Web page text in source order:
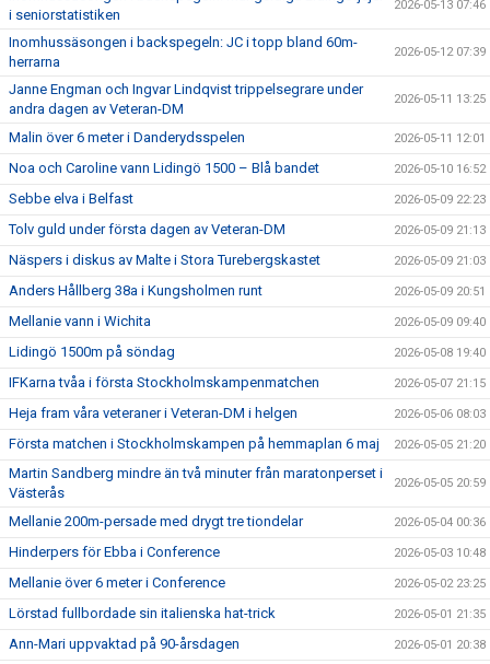
i seniorstatistiken
2026-05-13 07:46
Inomhussäsongen i backspegeln: JC i topp bland 60m-
herrarna
2026-05-12 07:39
Janne Engman och Ingvar Lindqvist trippelsegrare under
andra dagen av Veteran-DM
2026-05-11 13:25
Malin över 6 meter i Danderydsspelen 2026-05-11 12:01
Noa och Caroline vann Lidingö 1500 – Blå bandet 2026-05-10 16:52
Sebbe elva i Belfast 2026-05-09 22:23
Tolv guld under första dagen av Veteran-DM 2026-05-09 21:13
Näspers i diskus av Malte i Stora Turebergskastet 2026-05-09 21:03
Anders Hållberg 38a i Kungsholmen runt 2026-05-09 20:51
Mellanie vann i Wichita 2026-05-09 09:40
Lidingö 1500m på söndag 2026-05-08 19:40
IFKarna tvåa i första Stockholmskampenmatchen 2026-05-07 21:15
Heja fram våra veteraner i Veteran-DM i helgen 2026-05-06 08:03
Första matchen i Stockholmskampen på hemmaplan 6 maj 2026-05-05 21:20
Martin Sandberg mindre än två minuter från maratonperset i
Västerås
2026-05-05 20:59
Mellanie 200m-persade med drygt tre tiondelar 2026-05-04 00:36
Hinderpers för Ebba i Conference 2026-05-03 10:48
Mellanie över 6 meter i Conference 2026-05-02 23:25
Lörstad fullbordade sin italienska hat-trick 2026-05-01 21:35
Ann-Mari uppvaktad på 90-årsdagen 2026-05-01 20:38